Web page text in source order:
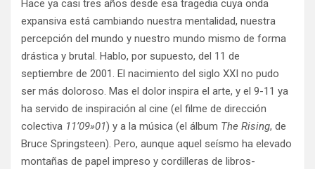
Hace ya casi tres años desde esa tragedia cuya onda
expansiva está cambiando nuestra mentalidad, nuestra
percepción del mundo y nuestro mundo mismo de forma
drástica y brutal. Hablo, por supuesto, del 11 de
septiembre de 2001. El nacimiento del siglo XXI no pudo
ser más doloroso. Mas el dolor inspira el arte, y el 9-11 ya
ha servido de inspiración al cine (el filme de dirección
colectiva 11’09»01) y a la música (el álbum The Rising, de
Bruce Springsteen). Pero, aunque aquel seísmo ha elevado
montañas de papel impreso y cordilleras de libros-